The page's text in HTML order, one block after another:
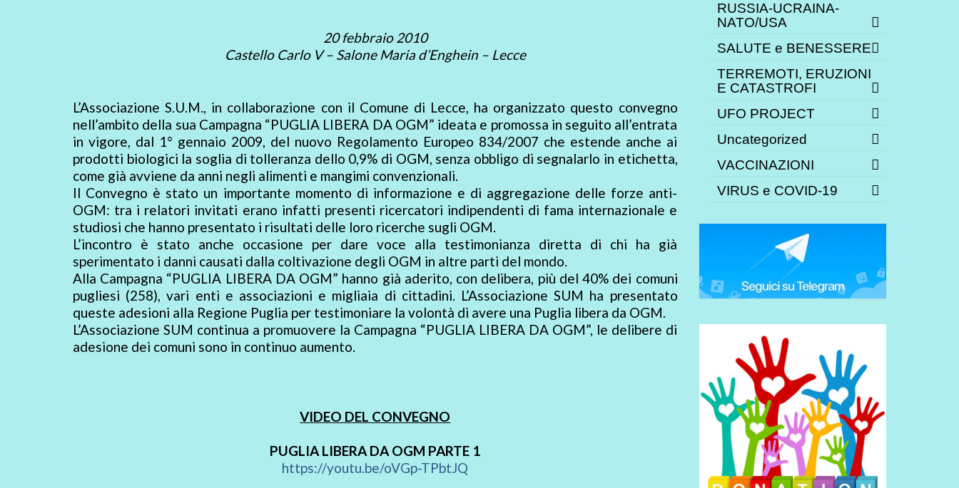
20 febbraio 2010
Castello Carlo V – Salone Maria d’Enghein – Lecce
L’Associazione S.U.M., in collaborazione con il Comune di Lecce, ha organizzato questo convegno
nell’ambito della sua Campagna “PUGLIA LIBERA DA OGM” ideata e promossa in seguito all’entrata
in vigore, dal 1° gennaio 2009, del nuovo Regolamento Europeo 834/2007 che estende anche ai
prodotti biologici la soglia di tolleranza dello 0,9% di OGM, senza obbligo di segnalarlo in etichetta,
come già avviene da anni negli alimenti e mangimi convenzionali.
Il Convegno è stato un importante momento di informazione e di aggregazione delle forze anti-
OGM: tra i relatori invitati erano infatti presenti ricercatori indipendenti di fama internazionale e
studiosi che hanno presentato i risultati delle loro ricerche sugli OGM.
L’incontro è stato anche occasione per dare voce alla testimonianza diretta di chi ha già
sperimentato i danni causati dalla coltivazione degli OGM in altre parti del mondo.
Alla Campagna “PUGLIA LIBERA DA OGM” hanno già aderito, con delibera, più del 40% dei comuni
pugliesi (258), vari enti e associazioni e migliaia di cittadini. L’Associazione SUM ha presentato
queste adesioni alla Regione Puglia per testimoniare la volontà di avere una Puglia libera da OGM.
L’Associazione SUM continua a promuovere la Campagna “PUGLIA LIBERA DA OGM”, le delibere di
adesione dei comuni sono in continuo aumento.
VIDEO DEL CONVEGNO
PUGLIA LIBERA DA OGM PARTE 1
https://youtu.be/oVGp-TPbtJQ
RUSSIA-UCRAINA-
NATO/USA
SALUTE e BENESSERE
TERREMOTI, ERUZIONI
E CATASTROFI
UFO PROJECT
Uncategorized
VACCINAZIONI
VIRUS e COVID-19